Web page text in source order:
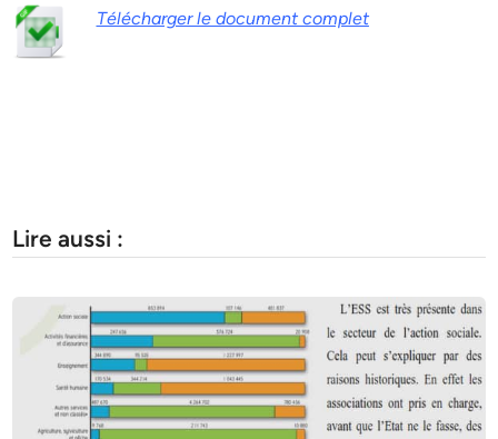
Télécharger le document complet
Lire aussi :